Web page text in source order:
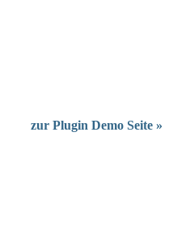
zur Plugin Demo Seite »